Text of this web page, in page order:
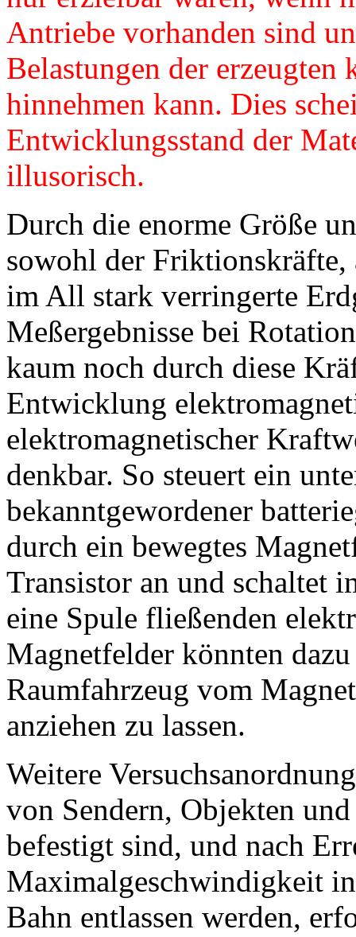
Antriebe vorhanden sind
Belastungen der
hinnehmen kann. Dies
Entwicklungsstand der
illusorisch.
Durch die enorme Größe
sowohl der Friktionskräfte,
im All stark verringerte
Meßergebnisse bei
kaum noch durch diese
Entwicklung
elektromagnetischer
denkbar. So steuert ein
bekanntgewordener
durch ein bewegtes
Transistor an und schaltet
eine Spule fließenden
Magnetfelder könnten
Raumfahrzeug vom
anziehen zu lassen.
Weitere
von Sendern, Objekten
befestigt sind, und nach
Maximalgeschwindigkeit
Bahn entlassen werden,